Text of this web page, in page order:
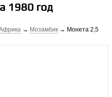
1980 год
→ Мозамбик → Монета 2,5